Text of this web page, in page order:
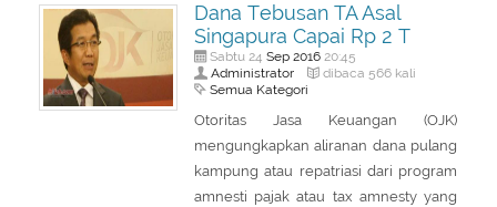
Dana Tebusan TA Asal
Singapura Capai Rp 2 T
Sabtu 24 Sep 201620:45
Administrator dibaca 566 kali
Semua Kategori
Otoritas Jasa Keuangan (OJK)
mengungkapkan aliranan dana pulang
kampung atau repatriasi dari program
amnesti pajak atau tax amnesty yang